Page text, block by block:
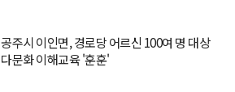
공주시 이인면, 경로당 어르신 100여 명 대상
다문화 이해교육 '훈훈'